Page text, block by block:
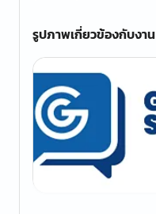
รูปภาพเกี่ยวข้องกับงาน